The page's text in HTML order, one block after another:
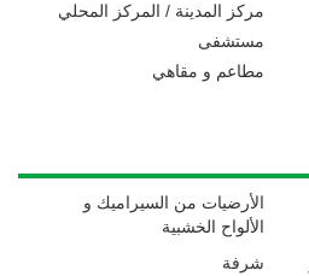
مركز المدينة / المركز المحلي
مستشفى
مطاعم و مقاهي
الأرضيات من السيراميك و
الألواح الخشبية
شرفة